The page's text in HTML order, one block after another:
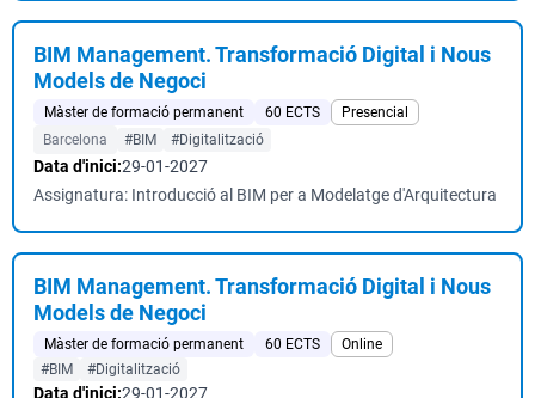
BIM Management. Transformació Digital i Nous
Models de Negoci
Màster de formació permanent 60 ECTS
Presencial
Barcelona
#BIM #Digitalització
Data d'inici:29-01-2027
Assignatura: Introducció al BIM per a Modelatge d'Arquitectura
BIM Management. Transformació Digital i Nous
Models de Negoci
Màster de formació permanent 60 ECTS
Online
#BIM
#Digitalització
Data d'inici:29-01-2027